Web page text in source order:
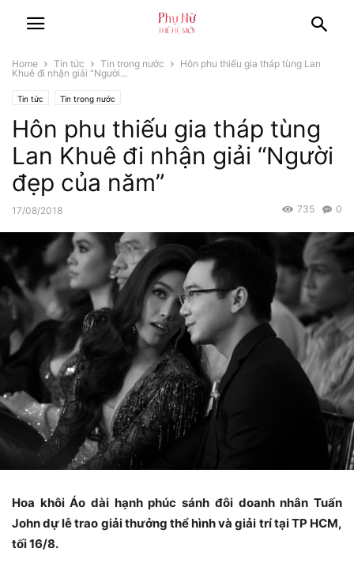
Home Tin tức Tin trong nước
Hôn phu thiếu gia tháp tùng Lan
Khuê đi nhận giải “Người...
Tin tức Tin trong nước
Hôn phu thiếu gia tháp tùng
Lan Khuê đi nhận giải “Người
đẹp của năm”
17/08/2018 0
735
Hoa khôi Áo dài hạnh phúc sánh đôi doanh nhân Tuấn
John dự lễ trao giải thưởng thể hình và giải trí tại TP HCM,
tối 16/8.